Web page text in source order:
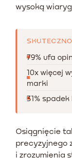
wysoką
79% ufa
10x więcej
marki
31%
Osiągnięcie
precyzyjnego
i zrozumienia